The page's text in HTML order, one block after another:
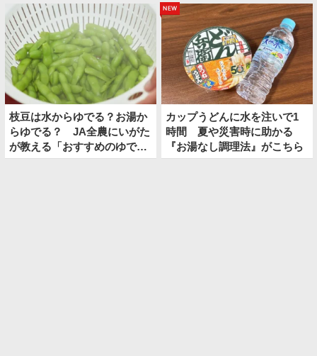
枝豆は水からゆでる？お湯か
らゆでる？ JA全農にいがた
が教える「おすすめのゆで
方」がこちら
new
カップうどんに水を注いで1
時間 夏や災害時に助かる
『お湯なし調理法』がこちら